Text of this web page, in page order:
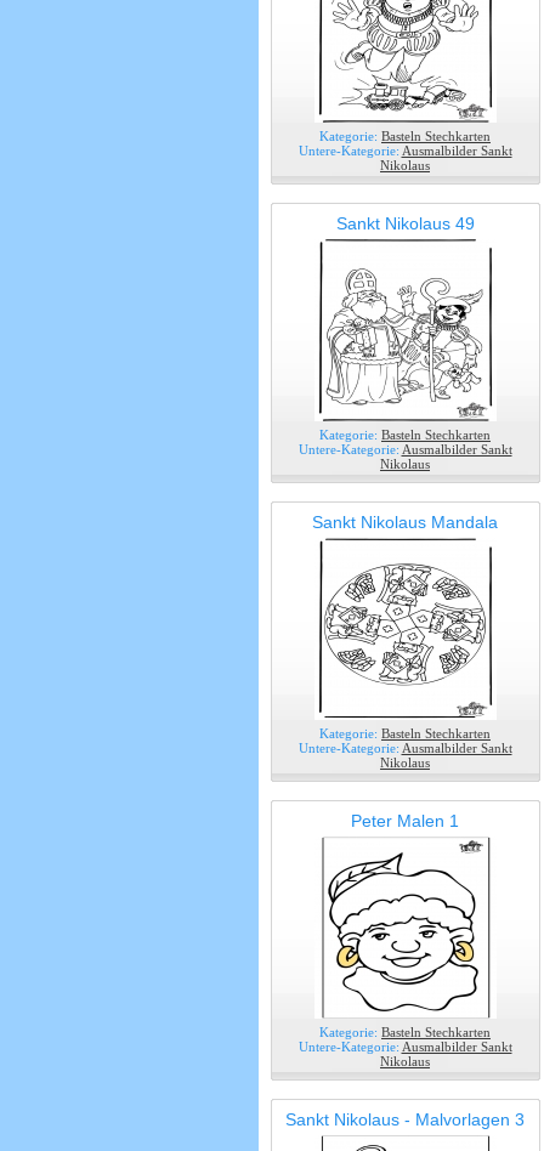
Kategorie: Basteln Stechkarten
Untere-Kategorie: Ausmalbilder Sankt
Nikolaus
Sankt Nikolaus 49
Kategorie: Basteln Stechkarten
Untere-Kategorie: Ausmalbilder Sankt
Nikolaus
Sankt Nikolaus Mandala
Kategorie: Basteln Stechkarten
Untere-Kategorie: Ausmalbilder Sankt
Nikolaus
Peter Malen 1
Kategorie: Basteln Stechkarten
Untere-Kategorie: Ausmalbilder Sankt
Nikolaus
Sankt Nikolaus - Malvorlagen 3